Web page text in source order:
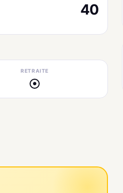
40
RETRAITE
●